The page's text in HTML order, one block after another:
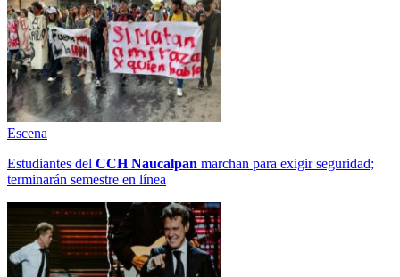
Escena
Estudiantes del CCH Naucalpan marchan para exigir seguridad;
terminarán semestre en línea